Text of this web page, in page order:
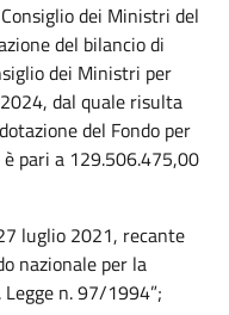
dei Ministri del
del bilancio di
dei Ministri per
dal quale risulta
del Fondo per
pari a 129.506.475,00
luglio 2021, recante
nazionale per la
n. 97/1994”;